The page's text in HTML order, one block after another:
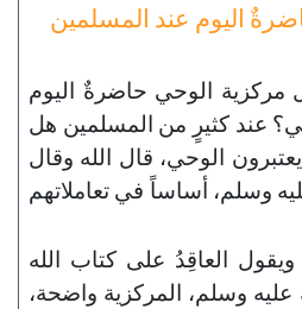
اليوم عند المسلمين
مركزية الوحي حاضرةٌ اليوم
عند كثيرٍ من المسلمين هل
الوحي، قال الله وقال
وسلم، أساساً في تعاملاتهم
العاقِدُ على كتاب الله
وسلم، المركزية واضحة،